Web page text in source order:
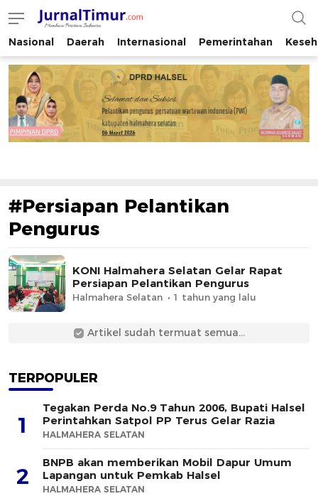
JurnalTimur.com
Membaca Peristiwa Indonesia
Nasional Daerah Internasional Pemerintahan
#Persiapan Pelantikan
Pengurus
KONI Halmahera Selatan Gelar Rapat
Persiapan Pelantikan Pengurus
Halmahera Selatan 1 tahun yang lalu
Artikel sudah termuat semua...
TERPOPULER
1
Tegakan Perda No.9 Tahun 2006, Bupati Halsel
Perintahkan Satpol PP Terus Gelar Razia
HALMAHERA SELATAN
2
BNPB akan memberikan Mobil Dapur Umum
Lapangan untuk Pemkab Halsel
HALMAHERA SELATAN